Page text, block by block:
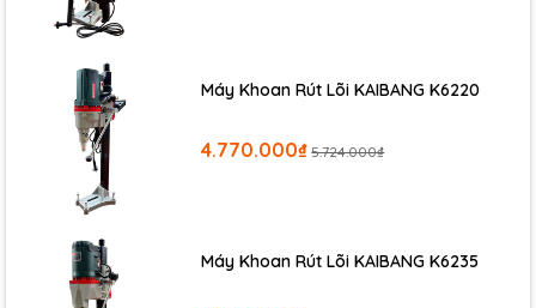
Máy Khoan Rút Lõi KAIBANG K6220
4.770.000₫ 5.724.000₫
Máy Khoan Rút Lõi KAIBANG K6235